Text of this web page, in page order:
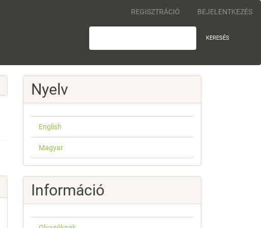
REGISZTRÁCIÓ BEJELENTKEZÉS
KERESÉS
Nyelv
English
Magyar
Információ